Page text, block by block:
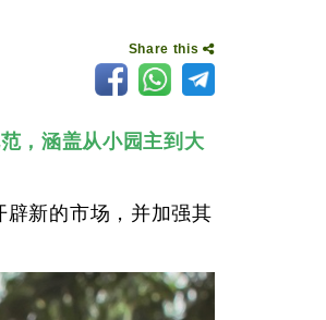
Share this
，涵盖从小园主到大
新的市场，并加强其